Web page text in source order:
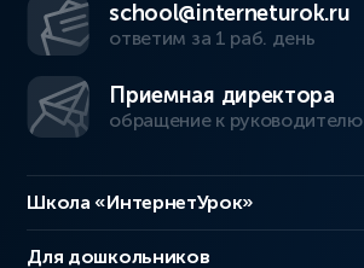
school@interneturok.ru
ответим за 1 раб. день
Приемная директора
обращение к руководителю
Школа «ИнтернетУрок»
Для дошкольников